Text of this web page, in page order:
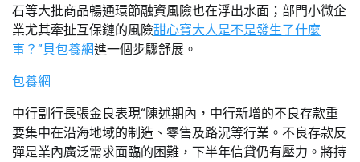
石等大批商品暢通環節融資風險也在浮出水面；部門小微企
業尤其牽扯互保鏈的風險甜心寶大人是不是發生了什麼
事？”貝包養網進一個步驟舒展。
包養網
中行副行長張金良表現“陳述期內，中行新增的不良存款重
要集中在沿海地域的制造、零售及路況等行業。不良存款反
彈是業內廣泛需求面臨的困難，下半年信貸仍有壓力。將持